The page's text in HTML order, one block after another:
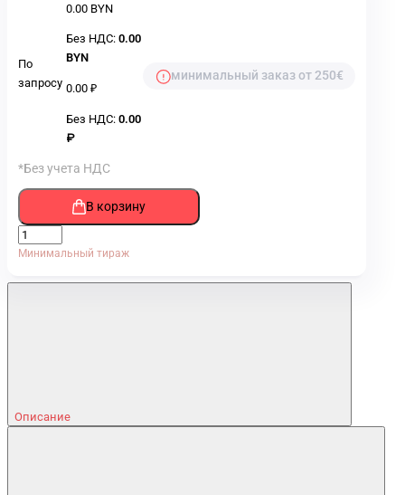
По
запросу
0.00 BYN
Без НДС: 0.00
BYN
0.00 ₽
Без НДС: 0.00
₽
минимальный заказ от 250€
*Без учета НДС
В корзину
Минимальный тираж
Описание